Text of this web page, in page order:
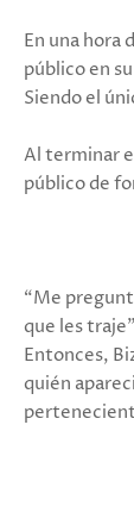
En una hora
público en
Siendo el
Al terminar
público de
“Me
que les
Entonces,
quién